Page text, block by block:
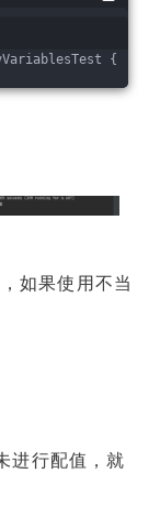
{
如果使用不当
进行配值，就